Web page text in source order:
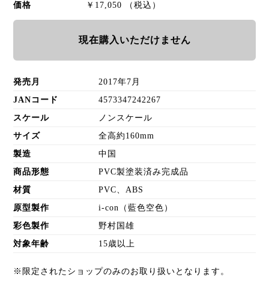
価格 ￥17,050 （税込）
現在購入いただけません
発売月 2017年7月
JANコード 4573347242267
スケール ノンスケール
サイズ 全高約160mm
製造 中国
商品形態 PVC製塗装済み完成品
材質 PVC、ABS
原型製作 i-con（藍色空色）
彩色製作 野村国雄
対象年齢 15歳以上
※限定されたショップのみのお取り扱いとなります。